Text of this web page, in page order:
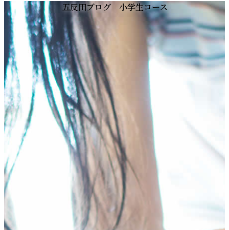
コ
ン
テ
ン
ツ
へ
ス
キ
ッ
プ
ナ
ビ
ゲ
ー
シ
ョ
ン
に
移
動
HOME
プログラム
年齢別コースの紹介
小学生コース
中学生コース
高校生コース
下高井戸校の特徴
Adventure Down Under
スタディツアーについて
ゴールドコースト（オーストラリア）のスタディ
ツアー
ケアンズ（オーストラリア）のスタディツアー
ボホール島（フィリピン）のスタディーツアー
英語で世界が変わる
五反田ブログ 小学生コース